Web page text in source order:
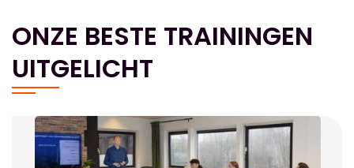
ONZE BESTE TRAININGEN
UITGELICHT